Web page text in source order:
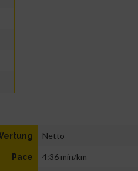
Netto
Pace 4:36 min/km